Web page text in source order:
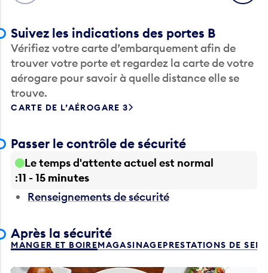
Vérifiez votre carte d’embarquement afin de
trouver votre porte et regardez la carte de votre
aérogare pour savoir à quelle distance elle se
trouve.
CARTE DE L’AÉROGARE 3
Le temps d'attente actuel est normal
11 - 15 minutes
Renseignements de sécurité
MANGER ET BOIREMAGASINAGE